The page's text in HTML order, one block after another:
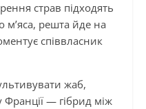
страв підходять
м’яса, решта йде на
співвласник
жаб,
— гібрид між